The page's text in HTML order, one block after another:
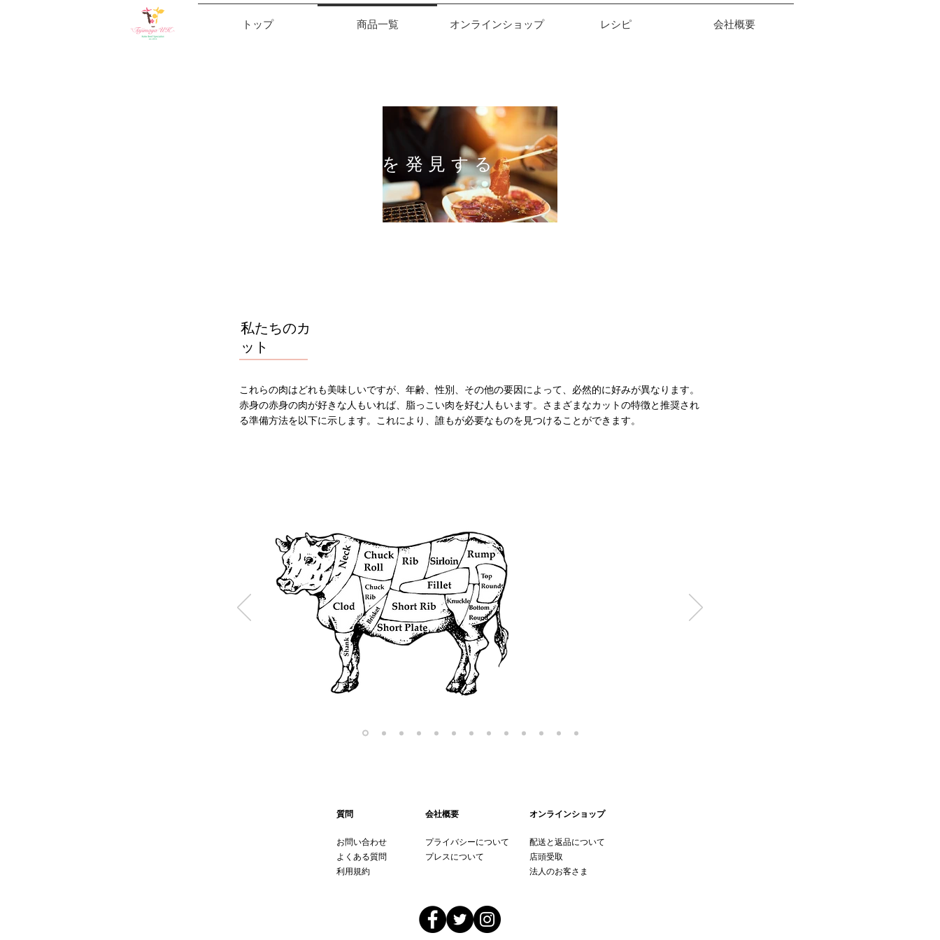
トップ 商品一覧 オンラインショップ レシピ 会社概要
日本の味を発見する
私たちのカ
ット
これらの肉はどれも美味しいですが、年齢、性別、その他の要因によって、必然的に好みが異なります。
赤身の赤身の肉が好きな人もいれば、脂っこい肉を好む人もいます。さまざまなカットの特徴と推奨され
る準備方法を以下に示します。これにより、誰もが必要なものを見つけることができます。
質問
お問い合わせ
よくある質問
利用規約
会社概要
プライバシーについて
プレスについて
オンラインショップ
配送と返品について
店頭受取
法人のお客さま